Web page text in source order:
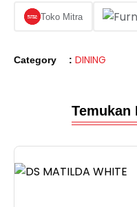
Toko Mitra
Category : DINING
Temukan